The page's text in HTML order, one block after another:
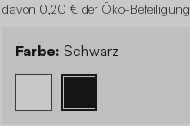
davon 0,20 € der Öko-Beteiligung
Farbe: Schwarz